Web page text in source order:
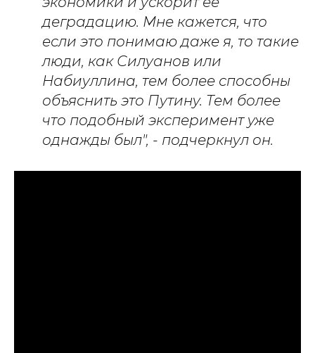
деградацию. Мне кажется, что
если это понимаю даже я, то такие
люди, как Силуанов или
Набиуллина, тем более способны
объяснить это Путину. Тем более
что подобный эксперимент уже
однажды был", - подчеркнул он.